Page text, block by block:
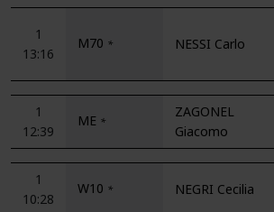
1
13:16
M70 * NESSI Carlo
1
12:39
ME *
ZAGONEL
Giacomo
1
10:28
W10 * NEGRI Cecilia